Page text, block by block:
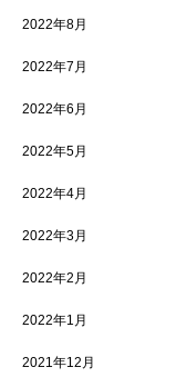
2022年8月
2022年7月
2022年6月
2022年5月
2022年4月
2022年3月
2022年2月
2022年1月
2021年12月